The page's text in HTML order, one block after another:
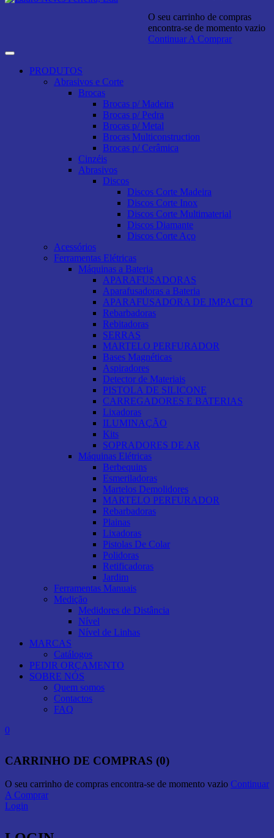
O seu carrinho de compras
encontra-se de momento vazio
Continuar A Comprar
PRODUTOS
Abrasivos e Corte
Brocas
Brocas p/ Madeira
Brocas p/ Pedra
Brocas p/ Metal
Brocas Multiconstruction
Brocas p/ Cerâmica
Cinzéis
Abrasivos
Discos
Discos Corte Madeira
Discos Corte Inox
Discos Corte Multimaterial
Discos Diamante
Discos Corte Aço
Acessórios
Ferramentas Elétricas
Máquinas a Bateria
APARAFUSADORAS
Aparafusadoras a Bateria
APARAFUSADORA DE IMPACTO
Rebarbadoras
Rebitadoras
SERRAS
MARTELO PERFURADOR
Bases Magnéticas
Aspiradores
Detector de Materiais
PISTOLA DE SILICONE
CARREGADORES E BATERIAS
Lixadoras
ILUMINAÇÃO
Kits
SOPRADORES DE AR
Máquinas Elétricas
Berbequins
Esmeriladoras
Martelos Demolidores
MARTELO PERFURADOR
Rebarbadoras
Plainas
Lixadoras
Pistolas De Colar
Polidoras
Retificadoras
Jardim
Ferramentas Manuais
Medição
Medidores de Distância
Nível
Nível de Linhas
MARCAS
Catálogos
PEDIR ORÇAMENTO
SOBRE NÓS
Quem somos
Contactos
FAQ
0
CARRINHO DE COMPRAS (0)
O seu carrinho de compras encontra-se de momento vazio Continuar
A Comprar
Login